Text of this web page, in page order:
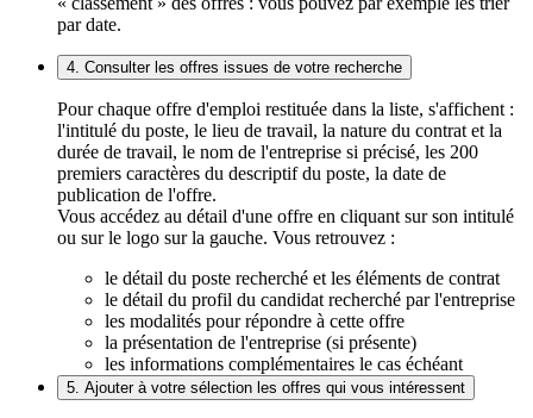
par date.
4. Consulter les offres issues de votre recherche
Pour chaque offre d'emploi restituée dans la liste, s'affichent :
l'intitulé du poste, le lieu de travail, la nature du contrat et la
durée de travail, le nom de l'entreprise si précisé, les 200
premiers caractères du descriptif du poste, la date de
publication de l'offre.
Vous accédez au détail d'une offre en cliquant sur son intitulé
ou sur le logo sur la gauche. Vous retrouvez :
le détail du poste recherché et les éléments de contrat
le détail du profil du candidat recherché par l'entreprise
les modalités pour répondre à cette offre
la présentation de l'entreprise (si présente)
les informations complémentaires le cas échéant
5. Ajouter à votre sélection les offres qui vous intéressent